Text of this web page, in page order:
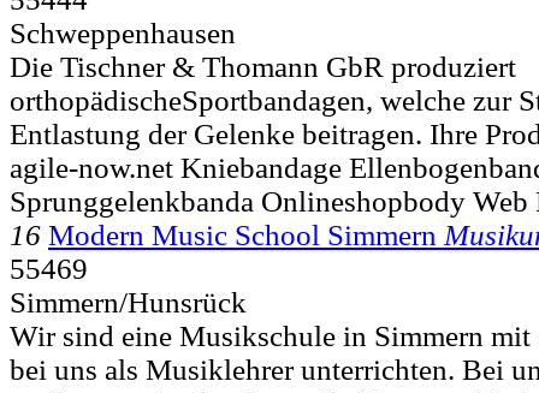
Schweppenhausen
Die Tischner & Thomann GbR produziert
orthopädischeSportbandagen, welche zur
Entlastung der Gelenke beitragen. Ihre
agile-now.net Kniebandage
Sprunggelenkbanda Onlineshopbody
16 Modern Music School Simmern
55469
Simmern/Hunsrück
Wir sind eine Musikschule in Simmern mit
bei uns als Musiklehrer unterrichten. Bei